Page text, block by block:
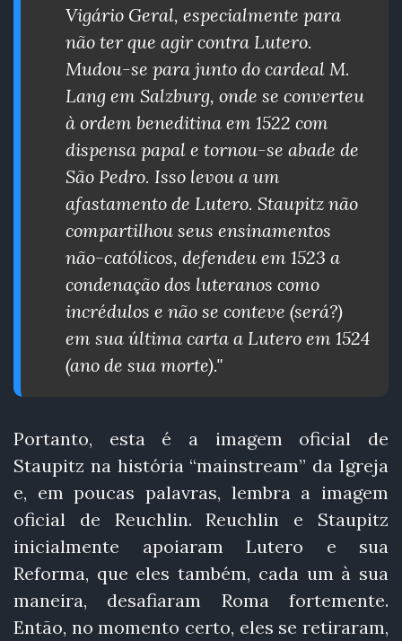
Vigário Geral, especialmente para
não ter que agir contra Lutero.
Mudou-se para junto do cardeal M.
Lang em Salzburg, onde se converteu
à ordem beneditina em 1522 com
dispensa papal e tornou-se abade de
São Pedro. Isso levou a um
afastamento de Lutero. Staupitz não
compartilhou seus ensinamentos
não-católicos, defendeu em 1523 a
condenação dos luteranos como
incrédulos e não se conteve (será?)
em sua última carta a Lutero em 1524
(ano de sua morte)."
Portanto, esta é a imagem oficial de
Staupitz na história “mainstream” da Igreja
e, em poucas palavras, lembra a imagem
oficial de Reuchlin. Reuchlin e Staupitz
inicialmente apoiaram Lutero e sua
Reforma, que eles também, cada um à sua
maneira, desafiaram Roma fortemente.
Então, no momento certo, eles se retiraram,